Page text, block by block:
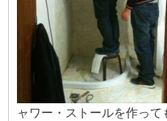
ャワー・ストールを作っ